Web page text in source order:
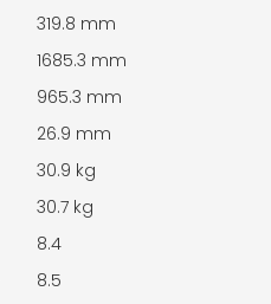
319.8 mm
1685.3 mm
965.3 mm
26.9 mm
30.9 kg
30.7 kg
8.4
8.5